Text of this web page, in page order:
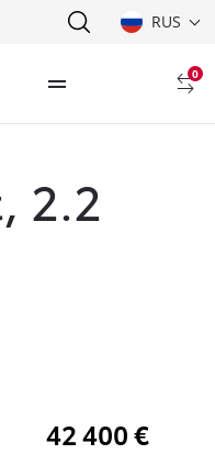
RUS
0
2.2
42 400 €